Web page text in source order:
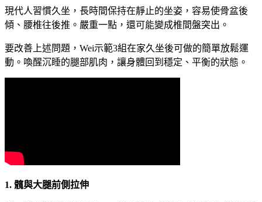
現代人習慣久坐，長時間保持在靜止的坐姿，容易使骨盆後
傾、腰椎往後推。嚴重一點，還可能變成椎間盤突出。
要改善上述問題，Wei示範3組在家久坐後可做的簡單放鬆運
動。喚醒沉睡的腿部肌肉，讓身體回到穩定、平衡的狀態。
1. 髖與大腿前側拉伸